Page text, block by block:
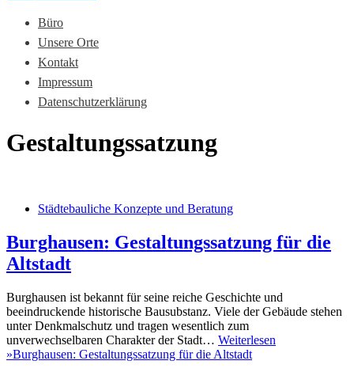
Büro
Unsere Orte
Kontakt
Impressum
Datenschutzerklärung
Gestaltungssatzung
Städtebauliche Konzepte und Beratung
Burghausen: Gestaltungssatzung für die
Altstadt
Burghausen ist bekannt für seine reiche Geschichte und
beeindruckende historische Bausubstanz. Viele der Gebäude stehen
unter Denkmalschutz und tragen wesentlich zum
unverwechselbaren Charakter der Stadt… Weiterlesen
»Burghausen: Gestaltungssatzung für die Altstadt